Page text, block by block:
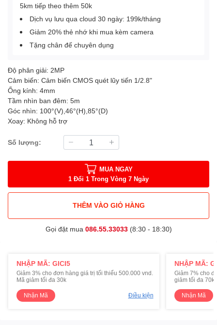
5km tiếp theo thêm 50k
Dịch vụ lưu qua cloud 30 ngày: 199k/tháng
Giảm 20% thẻ nhớ khi mua kèm camera
Tặng chân đế chuyên dụng
Độ phân giải: 2MP
Cảm biến: Cảm biến CMOS quét lũy tiến 1/2.8"
Ống kính: 4mm
Tầm nhìn ban đêm: 5m
Góc nhìn: 100°(V),46°(H),85°(D)
Xoay: Không hỗ trợ
Số lượng:
MUA NGAY
1 Đổi 1 Trong Vòng 7 Ngày
THÊM VÀO GIỎ HÀNG
Gọi đặt mua 086.55.33033(8:30 - 18:30)
NHẬP MÃ: GICI5
Giảm 3% cho đơn hàng giá trị tối thiểu 500.000 vnd.
Mã giảm tối đa 30k
Nhận Mã Điều kiện
NHẬP MÃ:
Giảm 7% cho
giảm tối đa 70k
Nhận Mã